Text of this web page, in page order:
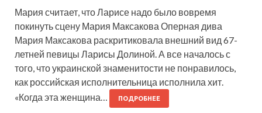
Мария считает, что Ларисе надо было вовремя
покинуть сцену Мария Максакова Оперная дива
Мария Максакова раскритиковала внешний вид 67-
летней певицы Ларисы Долиной. А все началось с
того, что украинской знаменитости не понравилось,
как российская исполнительница исполнила хит.
«Когда эта женщина…
ПОДРОБНЕЕ